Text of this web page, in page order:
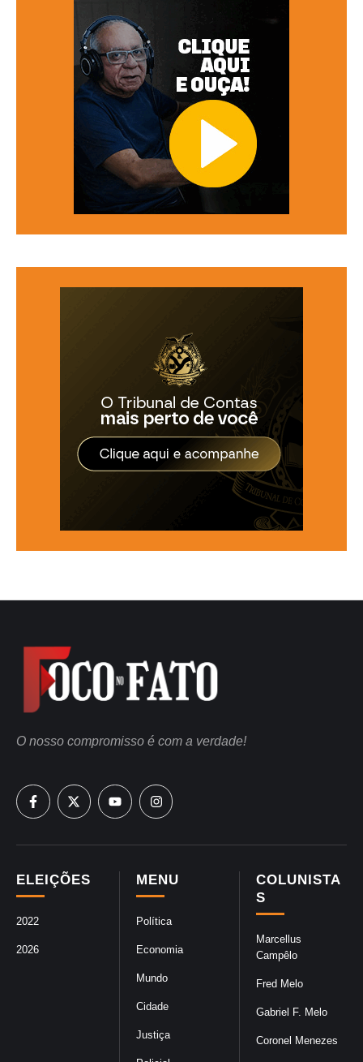
COLUNISTA
S
Marcellus
Campêlo
Fred Melo
Gabriel F. Melo
Coronel Menezes
MENU
Política
Economia
Mundo
Cidade
Justiça
ELEIÇÕES
2022
2026
O nosso compromisso é com a verdade!